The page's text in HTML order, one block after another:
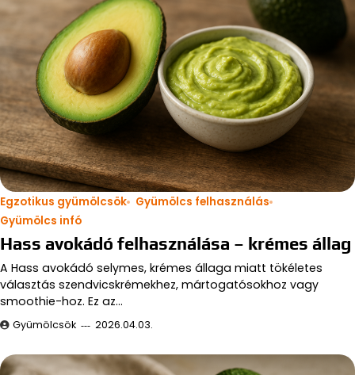
Egzotikus gyümölcsök
Gyümölcs felhasználás
Gyümölcs infó
Hass avokádó felhasználása – krémes állag
A Hass avokádó selymes, krémes állaga miatt tökéletes
választás szendvicskrémekhez, mártogatósokhoz vagy
smoothie-hoz. Ez az…
Gyümölcsök 2026.04.03.